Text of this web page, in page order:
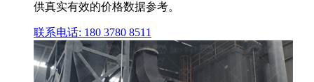
供真实有效的价格数据参考。
联系电话: 180 3780 8511